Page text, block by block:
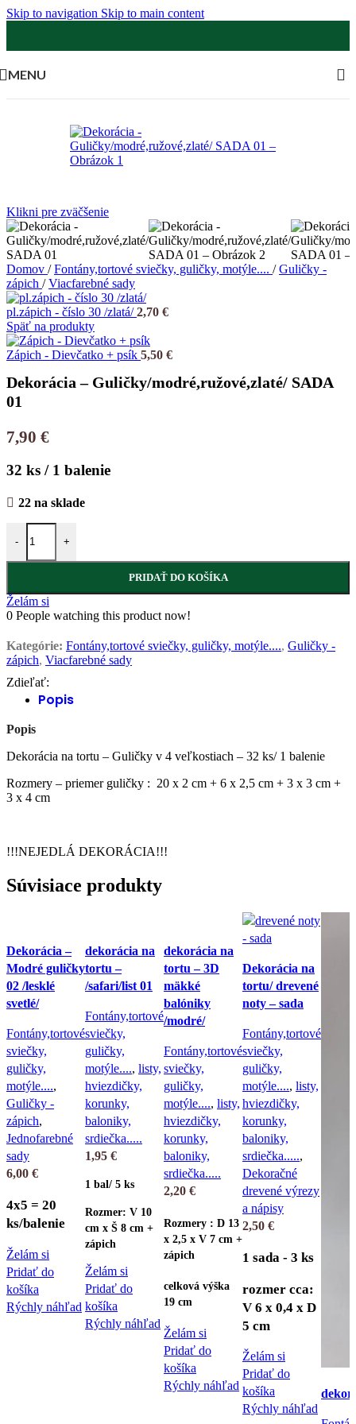
Skip to navigation Skip to main content
MENU
Klikni pre zväčšenie
Domov / Fontány,tortové sviečky, guličky, motýle.... / Guličky -
zápich / Viacfarebné sady
pl.zápich - číslo 30 /zlatá/2,70 €
Späť na produkty
Zápich - Dievčatko + psík 5,50 €
Dekorácia – Guličky/modré,ružové,zlaté/ SADA
01
7,90 €
32 ks / 1 balenie
22 na sklade
-
množstvo Dekorácia - Guličky/modré,ružové,zlaté/ SADA 01
+
PRIDAŤ DO KOŠÍKA
Želám si
0 People watching this product now!
Kategórie: Fontány,tortové sviečky, guličky, motýle...., Guličky -
zápich, Viacfarebné sady
Zdieľať:
Popis
Popis
Dekorácia na tortu – Guličky v 4 veľkostiach – 32 ks/ 1 balenie
Rozmery – priemer guličky : 20 x 2 cm + 6 x 2,5 cm + 3 x 3 cm +
3 x 4 cm
!!!NEJEDLÁ DEKORÁCIA!!!
Súvisiace produkty
Dekorácia –
Modré guličky
02 /lesklé
svetlé/
Fontány,tortové
sviečky,
guličky,
motýle....,
Guličky -
zápich,
Jednofarebné
sady
6,00 €
4x5 = 20
ks/balenie
Želám si
Pridať do
košíka
Rýchly náhľad
dekorácia na
tortu –
/safari/list 01
Fontány,tortové
sviečky,
guličky,
motýle...., listy,
hviezdičky,
korunky,
baloniky,
srdiečka.....
1,95 €
1 bal/ 5 ks
Rozmer: V 10
cm x Š 8 cm +
zápich
Želám si
Pridať do
košíka
Rýchly náhľad
dekorácia na
tortu – 3D
mäkké
balóniky
/modré/
Fontány,tortové
sviečky,
guličky,
motýle...., listy,
hviezdičky,
korunky,
baloniky,
srdiečka.....
2,20 €
Rozmery : D 13
x 2,5 x V 7 cm +
zápich
celková výška
19 cm
Želám si
Pridať do
košíka
Rýchly náhľad
Dekorácia na
tortu/ drevené
noty – sada
Fontány,tortové
sviečky,
guličky,
motýle...., listy,
hviezdičky,
korunky,
baloniky,
srdiečka.....,
Dekoračné
drevené výrezy
a nápisy
2,50 €
1 sada - 3 ks
rozmer cca:
V 6 x 0,4 x D
5 cm
Želám si
Pridať do
košíka
Rýchly náhľad